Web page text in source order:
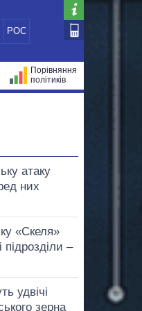
РОС
Порівняння
політиків
атаку
них
«Скеля»
–
удвічі
зерна